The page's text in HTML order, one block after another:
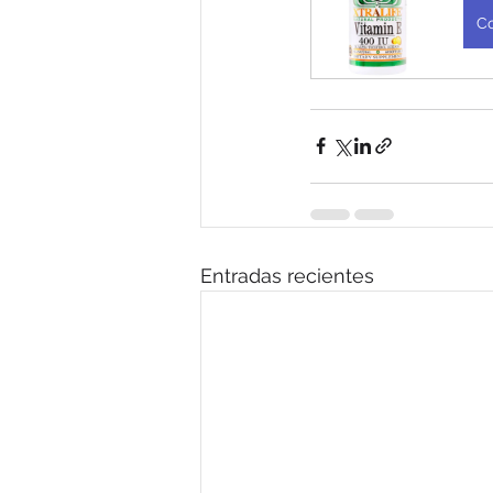
Entradas recientes